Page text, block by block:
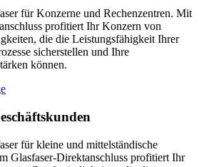
für Konzerne und Rechenzentren. Mit
profitiert Ihr Konzern von
die die Leistungsfähigkeit Ihrer
sicherstellen und Ihre
können.
für kleine und mittelständische
Glasfaser-Direktanschluss profitiert Ihr